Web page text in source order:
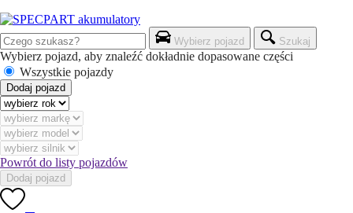
Wybierz pojazd Szukaj
Wybierz pojazd, aby znaleźć dokładnie dopasowane części
Wszystkie pojazdy
Dodaj pojazd
Powrót do listy pojazdów
Dodaj pojazd